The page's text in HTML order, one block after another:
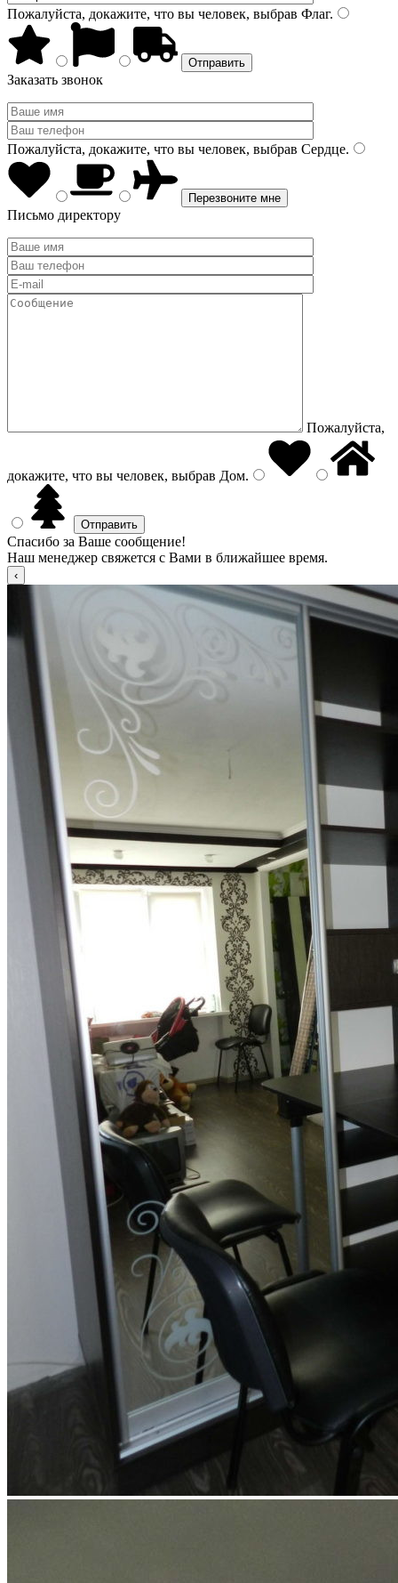
Пожалуйста, докажите, что вы человек, выбрав Флаг.
Заказать звонок
Пожалуйста, докажите, что вы человек, выбрав Сердце.
Письмо директору
Пожалуйста,
докажите, что вы человек, выбрав Дом.
Спасибо за Ваше сообщение!
Наш менеджер свяжется с Вами в ближайшее время.